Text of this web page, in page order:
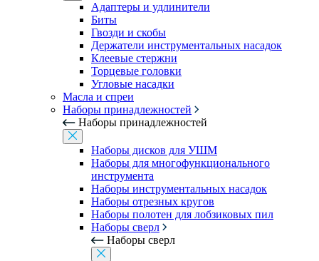
Адаптеры и удлинители
Биты
Гвозди и скобы
Держатели инструментальных насадок
Клеевые стержни
Торцевые головки
Угловые насадки
Масла и спреи
Наборы принадлежностей
Наборы принадлежностей
Наборы дисков для УШМ
Наборы для многофункционального
инструмента
Наборы инструментальных насадок
Наборы отрезных кругов
Наборы полотен для лобзиковых пил
Наборы сверл
Наборы сверл